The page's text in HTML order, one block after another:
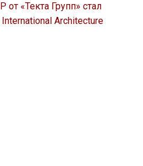
«Текта Групп» стал
Architecture